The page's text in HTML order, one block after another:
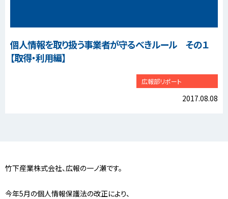
個人情報を取り扱う事業者が守るべきルール その１
【取得・利用編】
広報部リポート
2017.08.08
竹下産業株式会社、広報の一ノ瀬です。
今年5月の個人情報保護法の改正により、